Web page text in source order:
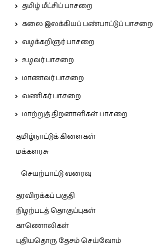
தமிழ் மீட்சிப் பாசறை
கலை இலக்கியப் பண்பாட்டுப் பாசறை
வழக்கறிஞர் பாசறை
உழவர் பாசறை
மாணவர் பாசறை
வணிகர் பாசறை
மாற்றுத் திறனாளிகள் பாசறை
தமிழ்நாட்டுக் கிளைகள்
மக்களரசு
செயற்பாட்டு வரைவு
தரவிறக்கப் பகுதி
நிழற்படத் தொகுப்புகள்
காணொலிகள்
புதியதொரு தேசம் செய்வோம்